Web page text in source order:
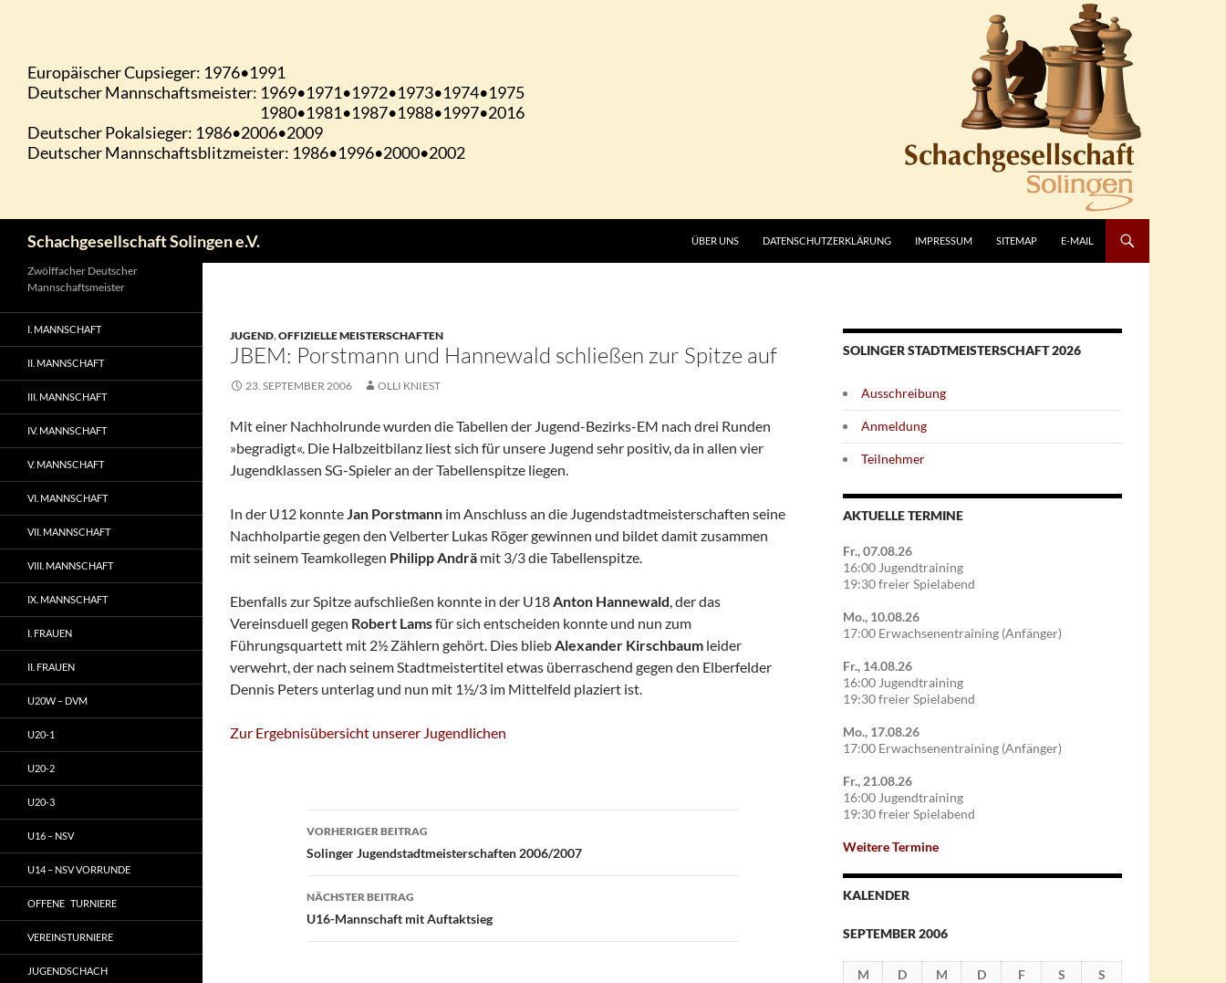
Schachgesellschaft Solingen e.V. ÜBER UNS DATENSCHUTZERKLÄRUNG IMPRESSUM SITEMAP E-MAIL
JUGEND,OFFIZIELLE MEISTERSCHAFTEN
JBEM: Porstmann und Hannewald schließen zur Spitze auf
23. SEPTEMBER 2006 OLLI KNIEST
Mit einer Nachholrunde wurden die Tabellen der Jugend-Bezirks-EM nach drei Runden
»begradigt«. Die Halbzeitbilanz liest sich für unsere Jugend sehr positiv, da in allen vier
Jugendklassen SG-Spieler an der Tabellenspitze liegen.
In der U12 konnteJan Porstmann im Anschluss an die Jugendstadtmeisterschaften seine
Nachholpartie gegen den Velberter Lukas Röger gewinnen und bildet damit zusammen
mit seinem Teamkollegen Philipp Andrä mit 3/3 die Tabellenspitze.
Ebenfalls zur Spitze aufschließen konnte in der U18Anton Hannewald, der das
Vereinsduell gegen Robert Lamsfür sich entscheiden konnte und nun zum
Führungsquartett mit 2½ Zählern gehört. Dies bliebAlexander Kirschbaum leider
verwehrt, der nach seinem Stadtmeistertitel etwas überraschend gegen den Elberfelder
Dennis Peters unterlag und nun mit 1½/3 im Mittelfeld plaziert ist.
Zur Ergebnisübersicht unserer Jugendlichen
Beitragsnavigation
VORHERIGER BEITRAG
Solinger Jugendstadtmeisterschaften 2006/2007
NÄCHSTER BEITRAG
U16-Mannschaft mit Auftaktsieg
SOLINGER STADTMEISTERSCHAFT 2026
Ausschreibung
Anmeldung
Teilnehmer
AKTUELLE TERMINE
Fr., 07.08.26
16:00 Jugendtraining
19:30 freier Spielabend
Mo., 10.08.26
17:00 Erwachsenentraining (Anfänger)
Fr., 14.08.26
16:00 Jugendtraining
19:30 freier Spielabend
Mo., 17.08.26
17:00 Erwachsenentraining (Anfänger)
Fr., 21.08.26
16:00 Jugendtraining
19:30 freier Spielabend
Weitere Termine
KALENDER
SEPTEMBER 2006
M D M D F S
S
Zwölffacher Deutscher
Mannschaftsmeister
I. MANNSCHAFT
II. MANNSCHAFT
III. MANNSCHAFT
IV. MANNSCHAFT
V. MANNSCHAFT
VI. MANNSCHAFT
VII. MANNSCHAFT
VIII. MANNSCHAFT
IX. MANNSCHAFT
I. FRAUEN
II. FRAUEN
U20W – DVM
U20-1
U20-2
U20-3
U16 – NSV
U14 – NSV VORRUNDE
OFFENE TURNIERE
VEREINSTURNIERE
JUGENDSCHACH